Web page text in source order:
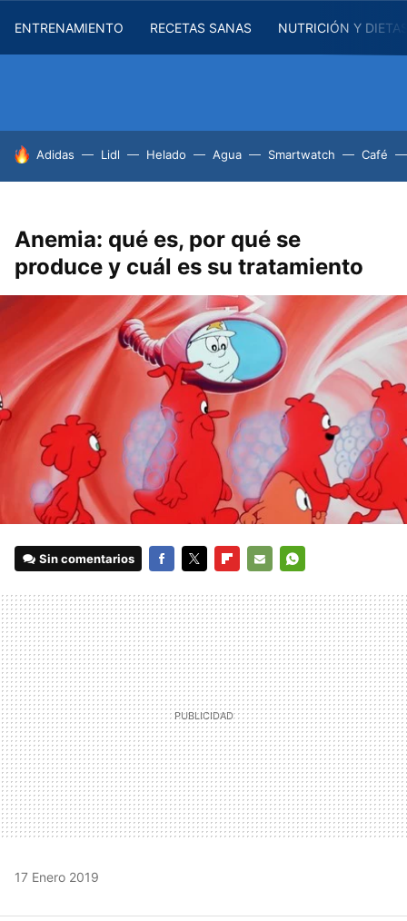
ENTRENAMIENTO RECETAS SANAS NUTRICIÓN Y
HOY SE HABLA DE
Adidas Lidl Helado Agua Smartwatch Café
Anemia: qué es, por qué se
produce y cuál es su tratamiento
Sin comentarios
MAIL
17 Enero 2019